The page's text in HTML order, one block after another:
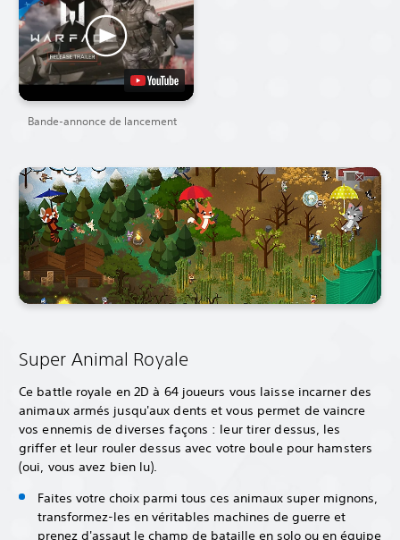
Bande-annonce de lancement
Super Animal Royale
Ce battle royale en 2D à 64 joueurs vous laisse incarner des
animaux armés jusqu'aux dents et vous permet de vaincre
vos ennemis de diverses façons : leur tirer dessus, les
griffer et leur rouler dessus avec votre boule pour hamsters
(oui, vous avez bien lu).
Faites votre choix parmi tous ces animaux super mignons,
transformez-les en véritables machines de guerre et
prenez d'assaut le champ de bataille en solo ou en équipe